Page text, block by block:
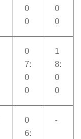
0
0
0
0
0
7:
0
0
1
8:
0
0
0
6:
-